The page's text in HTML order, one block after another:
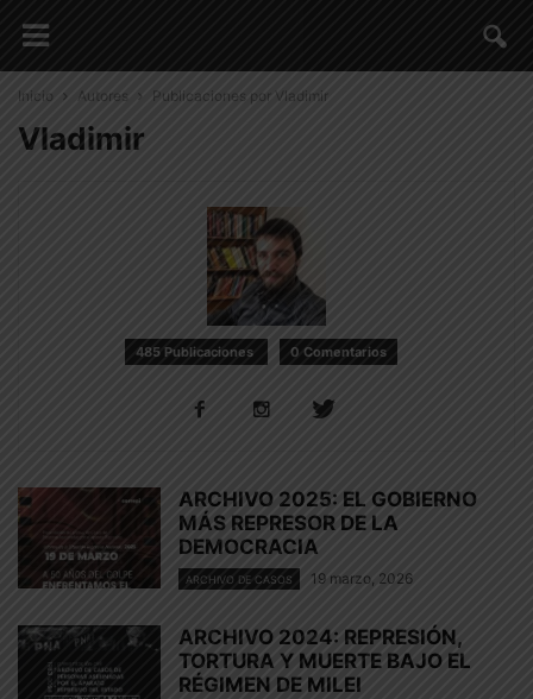
Inicio Autores Publicaciones por Vladimir
Vladimir
485 Publicaciones 0 Comentarios
ARCHIVO 2025: EL GOBIERNO
MÁS REPRESOR DE LA
DEMOCRACIA
ARCHIVO DE CASOS 19 marzo, 2026
ARCHIVO 2024: REPRESIÓN,
TORTURA Y MUERTE BAJO EL
RÉGIMEN DE MILEI